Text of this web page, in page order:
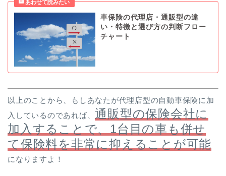
車保険の代理店・通販型の違
い・特徴と選び方の判断フロー
チャート
以上のことから、もしあなたが代理店型の自動車保険に加
入しているのであれば、 通販型の保険会社に
加入することで、1台目の車も併せ
て保険料を非常に抑えることが可能
になりますよ！